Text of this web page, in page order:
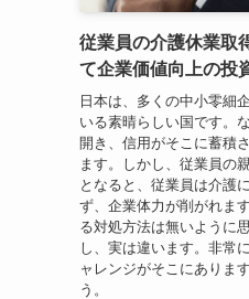
従業員の介護休業取
て企業価値向上の投
日本は、多くの中小零細
いる素晴らしい国です。
開き、信用がそこに蓄積
ます。しかし、従業員の
となると、従業員は介護
ず、企業体力が削がれま
る対処方法は無いように
し、実は違います。非常
ャレンジがそこにありま
う。